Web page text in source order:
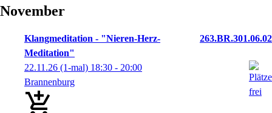
November
Klangmeditation - "Nieren-Herz-
Meditation"
263.BR.301.06.02
22.11.26 (1-mal) 18:30 - 20:00
Brannenburg